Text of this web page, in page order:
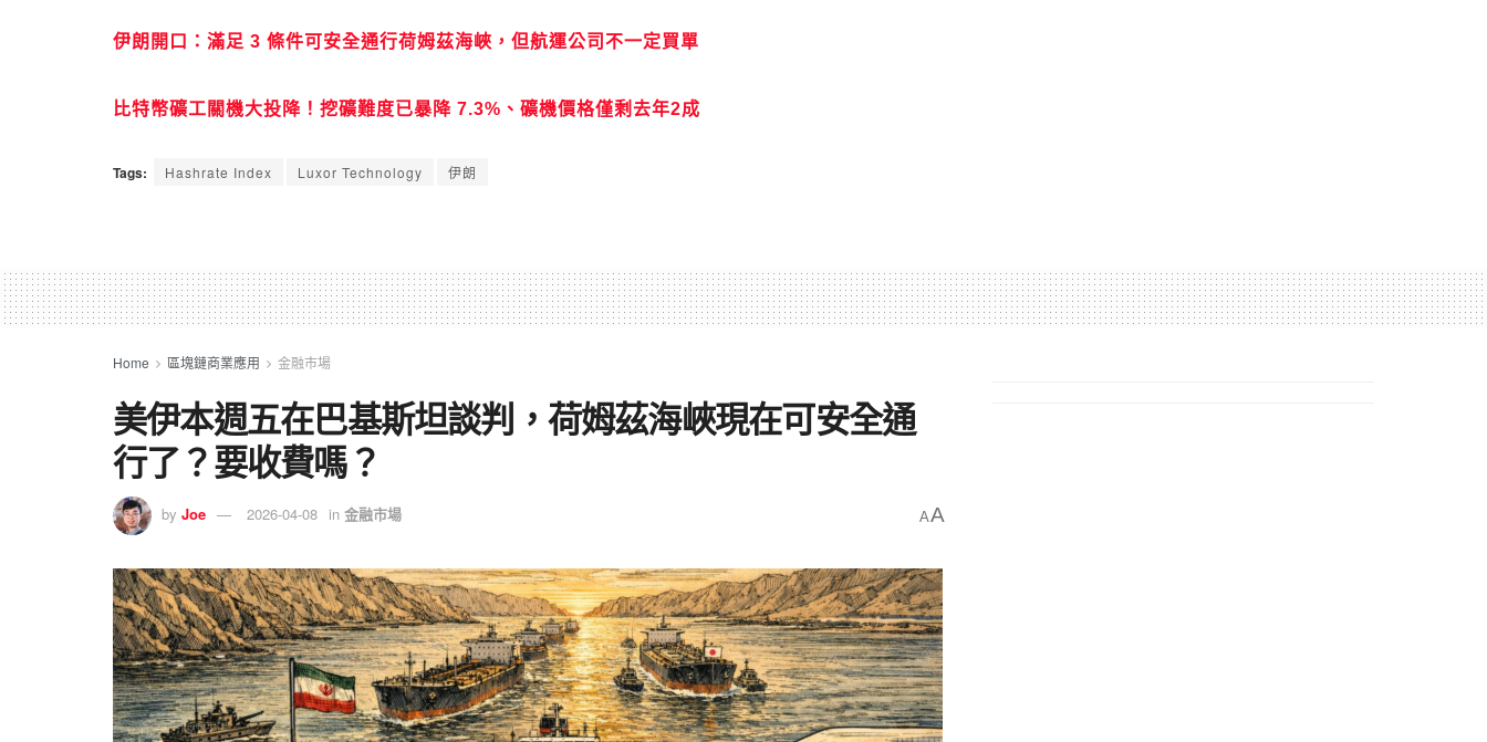
伊朗開口：滿足 3 條件可安全通行荷姆茲海峽，但航運公司不一定買單
比特幣礦工關機大投降！挖礦難度已暴降 7.3%、礦機價格僅剩去年2成
Tags: Hashrate Index Luxor Technology 伊朗
Home 區塊鏈商業應用 金融市場
美伊本週五在巴基斯坦談判，荷姆茲海峽現在可安全通
行了？要收費嗎？
by Joe 2026-04-08 in 金融市場 AA